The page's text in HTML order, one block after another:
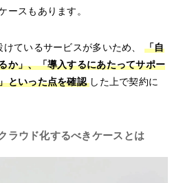
ースもあります。
ているサービスが多いため、 「自
か」、「導入するにあたってサポー
といった点を確認した上で契約に
ラウド化するべきケースとは